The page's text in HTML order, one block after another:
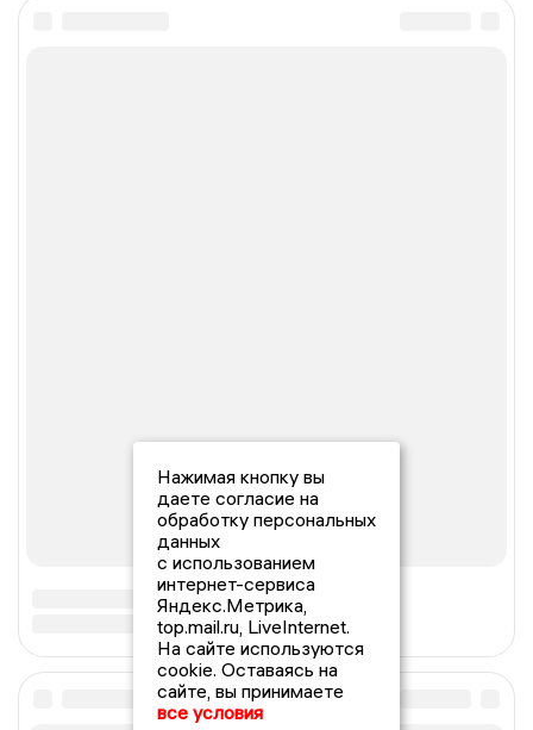
Нажимая кнопку вы
даете согласие на
обработку персональных
данных
с использованием
интернет-сервиса
Яндекс.Метрика,
top.mail.ru, LiveInternet.
На сайте используются
cookie. Оставаясь на
сайте, вы принимаете
все условия